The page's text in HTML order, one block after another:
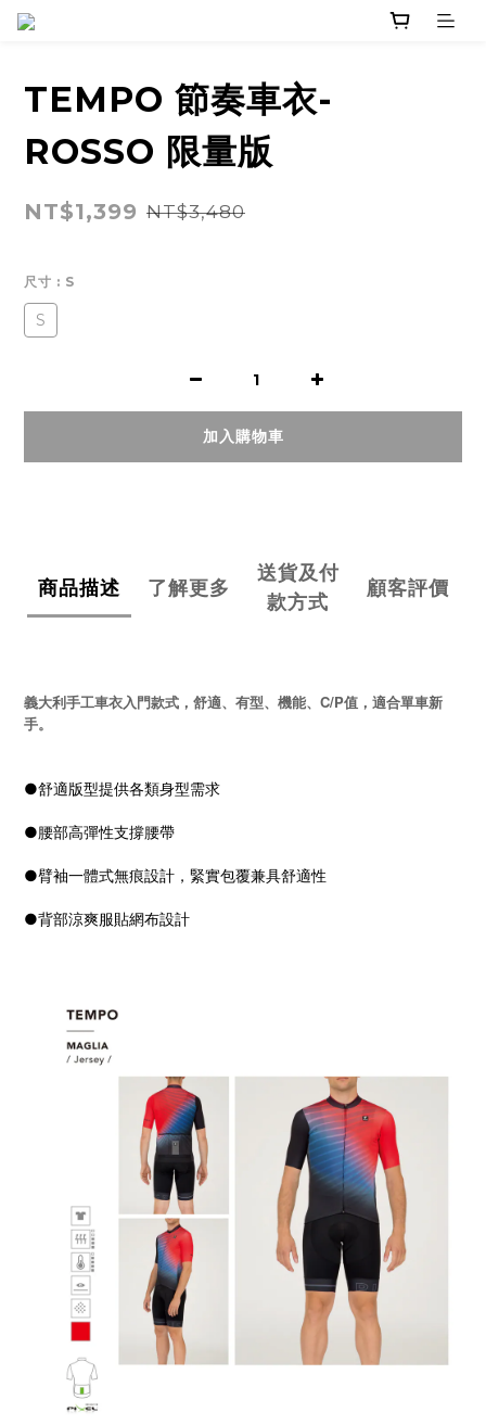
TEMPO 節奏車衣-
ROSSO 限量版
NT$1,399 NT$3,480
尺寸 : S
S
加入購物車
商品描述 了解更多
送貨及付
款方式
顧客評價
義大利手工車衣入門款式， 舒適、有型、機能、C/P值，適合單車新
手。
●舒適版型提供各類身型需求
●腰部高彈性支撐腰帶
●臂袖一體式無痕設計，緊實包覆兼具舒適性
●背部涼爽服貼網布設計